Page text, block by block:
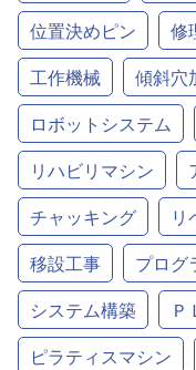
位置決めピン 修
工作機械
傾斜穴
ロボットシステム
リハビリマシン
チャッキング
リ
移設工事
プログ
システム構築
Ｐ
ピラティスマシン